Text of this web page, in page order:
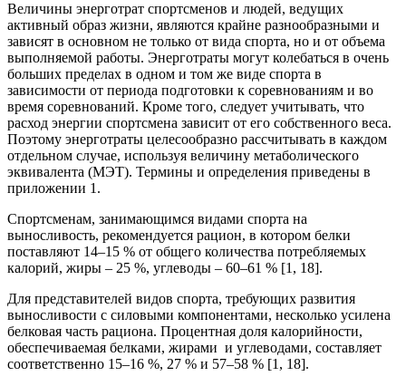
Величины энерготрат спортсменов и людей, ведущих
активный образ жизни, являются крайне разнообразными и
зависят в основном не только от вида спорта, но и от объема
выполняемой работы. Энерготраты могут колебаться в очень
больших пределах в одном и том же виде спорта в
зависимости от периода подготовки к соревнованиям и во
время соревнований. Кроме того, следует учитывать, что
расход энергии спортсмена зависит от его собственного веса.
Поэтому энерготраты целесообразно рассчитывать в каждом
отдельном случае, используя величину метаболического
эквивалента (МЭТ). Термины и определения приведены в
приложении 1.
Спортсменам, занимающимся видами спорта на
выносливость, рекомендуется рацион, в котором белки
поставляют 14–15 % от общего количества потребляемых
калорий, жиры – 25 %, углеводы – 60–61 % [1, 18].
Для представителей видов спорта, требующих развития
выносливости с силовыми компонентами, несколько усилена
белковая часть рациона. Процентная доля калорийности,
обеспечиваемая белками, жирами и углеводами, составляет
соответственно 15–16 %, 27 % и 57–58 % [1, 18].